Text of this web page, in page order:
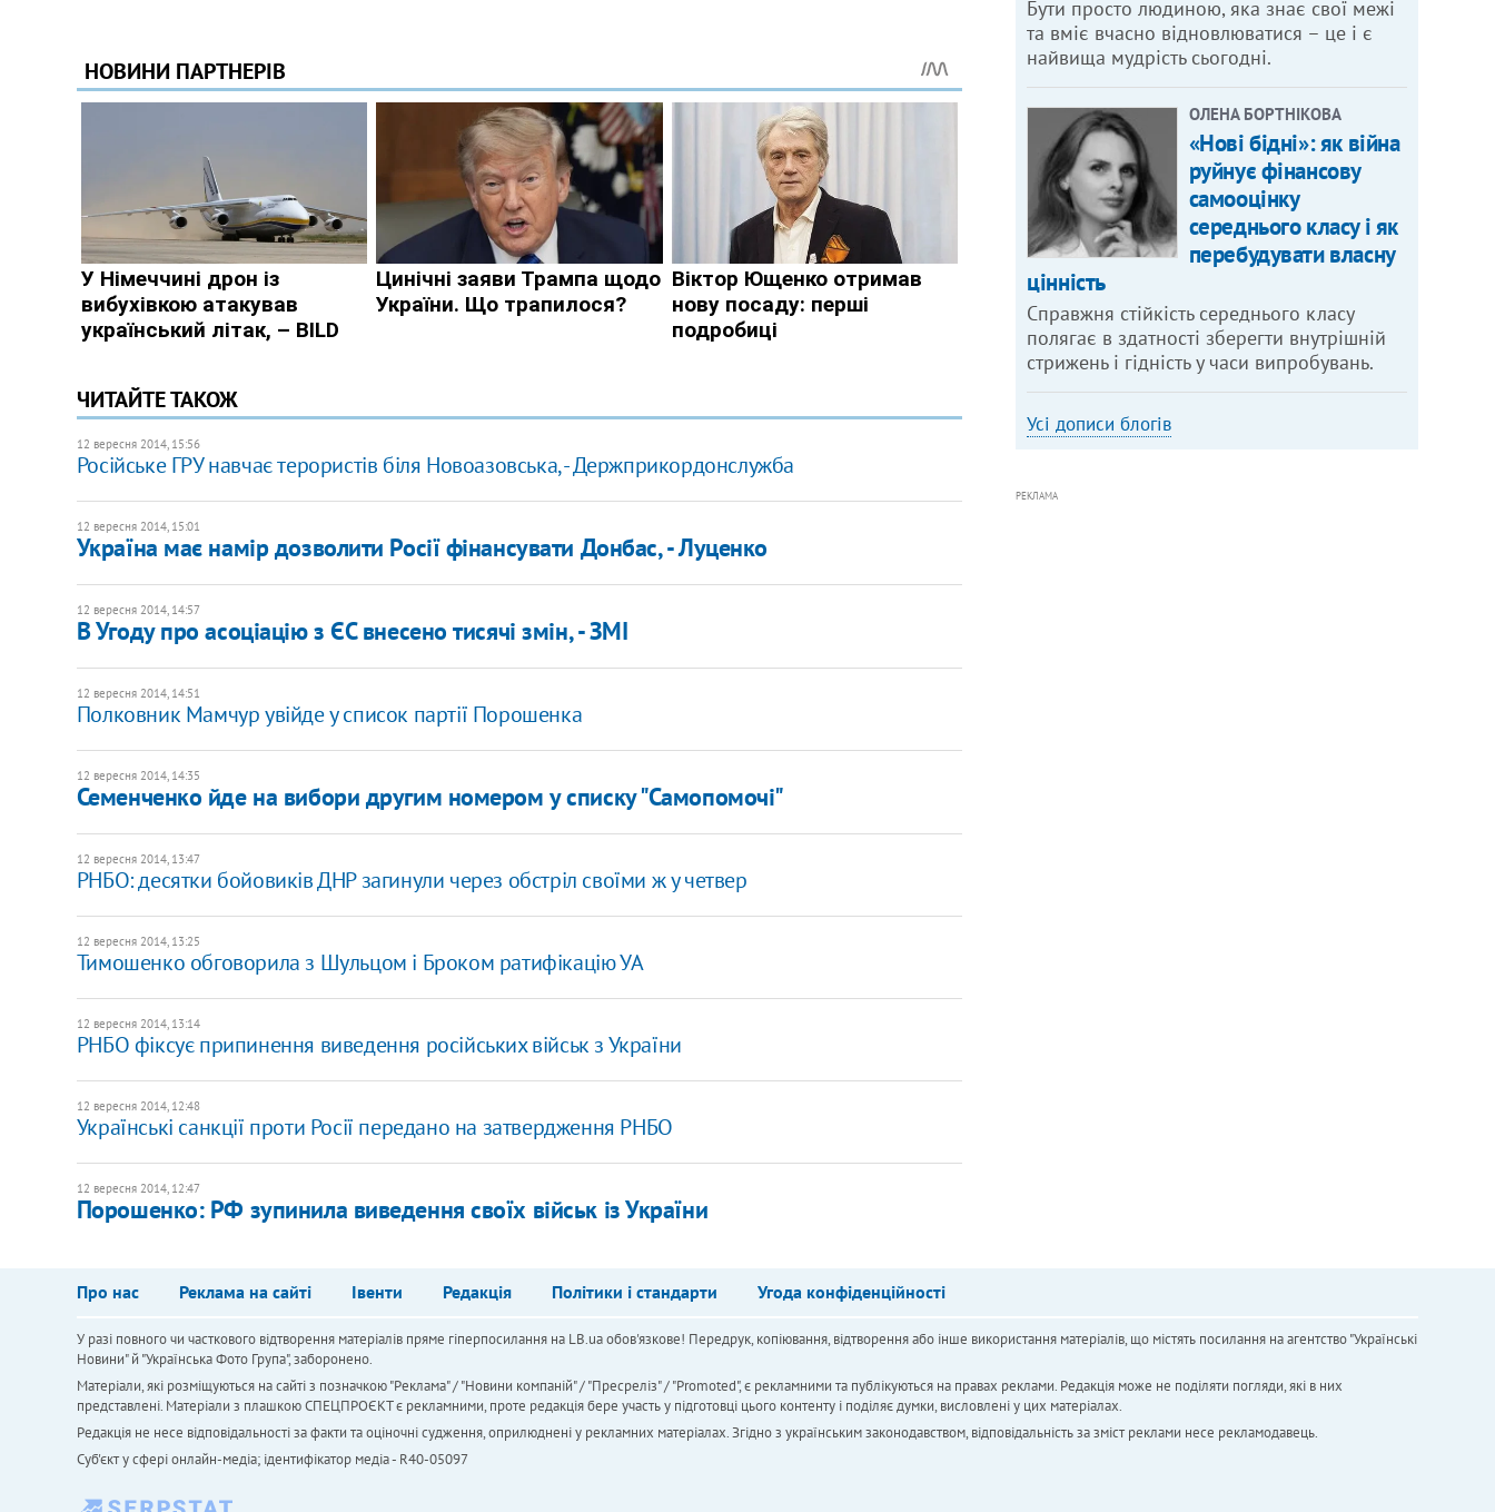
ЧИТАЙТЕ ТАКОЖ
12 вересня 2014, 15:56
Російське ГРУ навчає терористів біля Новоазовська, - Держприкордонслужба
12 вересня 2014, 15:01
Україна має намір дозволити Росії фінансувати Донбас, - Луценко
12 вересня 2014, 14:57
В Угоду про асоціацію з ЄС внесено тисячі змін, - ЗМІ
12 вересня 2014, 14:51
Полковник Мамчур увійде у список партії Порошенка
12 вересня 2014, 14:35
Семенченко йде на вибори другим номером у списку "Самопомочі"
12 вересня 2014, 13:47
РНБО: десятки бойовиків ДНР загинули через обстріл своїми ж у четвер
12 вересня 2014, 13:25
Тимошенко обговорила з Шульцом і Броком ратифікацію УА
12 вересня 2014, 13:14
РНБО фіксує припинення виведення російських військ з України
12 вересня 2014, 12:48
Українські санкції проти Росії передано на затвердження РНБО
12 вересня 2014, 12:47
Порошенко: РФ зупинила виведення своїх військ із України
Бути просто людиною, яка знає свої межі
та вміє вчасно відновлюватися – це і є
найвища мудрість сьогодні.
ОЛЕНА БОРТНІКОВА
«Нові бідні»: як війна
руйнує фінансову
самооцінку
середнього класу і як
перебудувати власну
цінність
Справжня стійкість середнього класу
полягає в здатності зберегти внутрішній
стрижень і гідність у часи випробувань.
Усі дописи блогів
РЕКЛАМА
Про нас Реклама на сайті Івенти Редакція Політики і стандарти Угода конфіденційності
У разі повного чи часткового відтворення матеріалів пряме гіперпосилання на LB.ua обов'язкове! Передрук, копіювання, відтворення або інше використання матеріалів, що містять посилання на агентство "Українськi
Новини" й "Українська Фото Група", заборонено.
Матеріали, які розміщуються на сайті з позначкою "Реклама" / "Новини компаній" / "Пресреліз" / "Promoted", є рекламними та публікуються на правах реклами. Редакція може не поділяти погляди, які в них
представлені. Матеріали з плашкою СПЕЦПРОЄКТ є рекламними, проте редакція бере участь у підготовці цього контенту і поділяє думки, висловлені у цих матеріалах.
Редакція не несе відповідальності за факти та оціночні судження, оприлюднені у рекламних матеріалах. Згідно з українським законодавством, відповідальність за зміст реклами несе рекламодавець.
Cуб'єкт у сфері онлайн-медіа; ідентифікатор медіа - R40-05097